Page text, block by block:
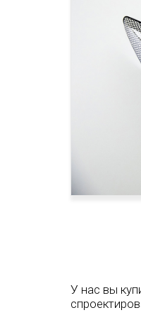
У нас вы